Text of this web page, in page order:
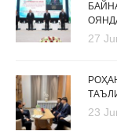
27
23